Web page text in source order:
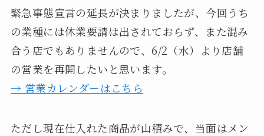
緊急事態宣言の延長が決まりましたが、今回うち
の業種には休業要請は出されておらず、また混み
合う店でもありませんので、6/2（水）より店舗
の営業を再開したいと思います。
→ 営業カレンダーはこちら
ただし現在仕入れた商品が山積みで、当面はメン